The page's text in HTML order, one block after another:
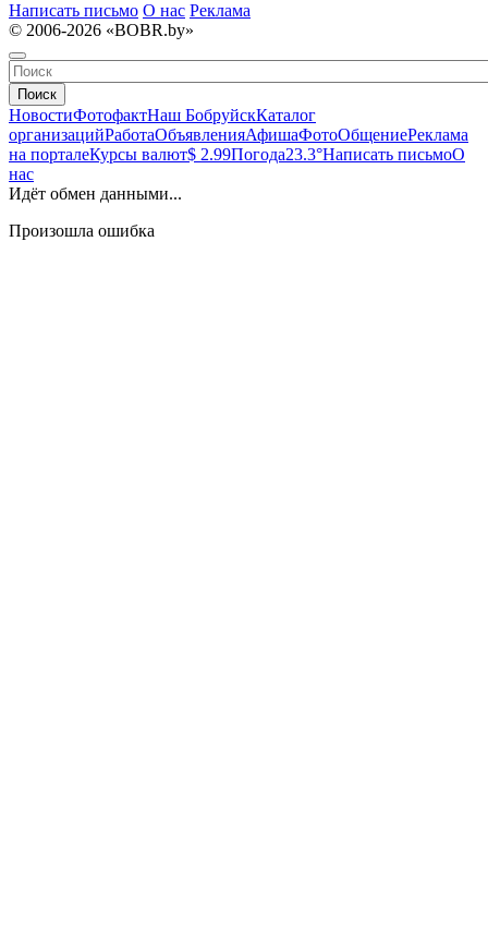
Написать письмо О нас Реклама
© 2006-2026 «BOBR.by»
Поиск
НовостиФотофактНаш БобруйскКаталог
организацийРаботаОбъявленияАфишаФотоОбщениеРеклама
на порталеКурсы валют$ 2.99Погода23.3°Написать письмоО
нас
Идёт обмен данными...
Произошла ошибка